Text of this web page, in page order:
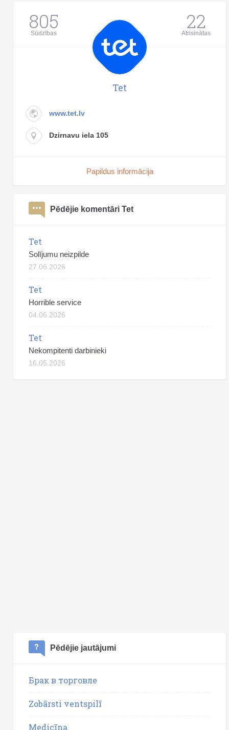
805
Sūdzības 22
Atrisinātas
Tet
www.tet.lv
Dzirnavu iela 105
Papildus informācija
Pēdējie komentāri Tet
Tet
Solījumu neizpilde
27.06.2026
Tet
Horrible service
04.06.2026
Tet
Nekompitenti darbinieki
16.05.2026
Pēdējie jautājumi
Брак в торговле
Zobārsti ventspilī
Medicīna